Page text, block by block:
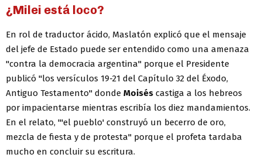
¿Milei está loco?
En rol de traductor ácido, Maslatón explicó que el mensaje
del jefe de Estado puede ser entendido como una amenaza
"contra la democracia argentina" porque el Presidente
publicó "los versículos 19-21 del Capítulo 32 del Éxodo,
Antiguo Testamento" donde Moisés castiga a los hebreos
por impacientarse mientras escribía los diez mandamientos.
En el relato, "'el pueblo' construyó un becerro de oro,
mezcla de fiesta y de protesta" porque el profeta tardaba
mucho en concluir su escritura.